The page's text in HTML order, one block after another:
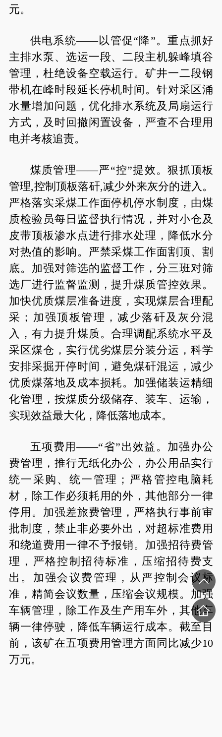
元。
供电系统——以管促“降”。重点抓好
主排水泵、选运一段、二段主机躲峰填谷
管理，杜绝设备空载运行。矿井一二段钢
带机在峰时段延长停机时间。针对采区涌
水量增加问题，优化排水系统及局扇运行
方式，及时回撤闲置设备，严查不合理用
电并考核追责。
煤质管理——严“控”提效。狠抓顶板
管理,控制顶板落矸,减少外来灰分的进入。
严格落实采煤工作面停机停水制度，由煤
质检验员每日监督执行情况，并对小仓及
皮带顶板渗水点进行排水处理，降低水分
对热值的影响。严禁采煤工作面割顶、割
底。加强对筛选的监督工作，分三班对筛
选厂进行监督监测，提升煤质管控效果。
加快优质煤层准备进度，实现煤层合理配
采；加强顶板管理，减少落矸及灰分混
入，有力提升煤质。合理调配系统水平及
采区煤仓，实行优劣煤层分装分运，科学
安排采掘开停时间，避免煤矸混运，减少
优质煤落地及成本损耗。加强储装运精细
化管理，按煤质分级储存、装车、运输，
实现效益最大化，降低落地成本。
五项费用——“省”出效益。加强办公
费管理，推行无纸化办公，办公用品实行
统一采购、统一管理；严格管控电脑耗
材，除工作必须耗用的外，其他部分一律
停用。加强差旅费管理，严格执行事前审
批制度，禁止非必要外出，对超标准费用
和绕道费用一律不予报销。加强招待费管
理，严格控制招待标准，压缩招待费支
出。加强会议费管理，从严控制会议标
准，精简会议数量，压缩会议规模。加强
车辆管理，除工作及生产用车外，其他车
辆一律停驶，降低车辆运行成本。截至目
前，该矿在五项费用管理方面同比减少10
万元。